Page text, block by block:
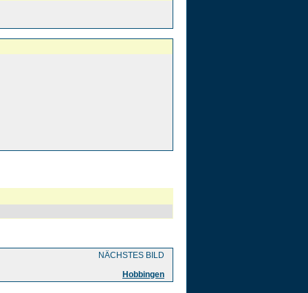
NÄCHSTES BILD
Hobbingen